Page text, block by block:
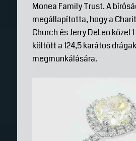
Monea Family Trust. A
megállapította, hogy a
Church és Jerry DeLeo közel
költött a 124,5 karátos
megmunkálására.